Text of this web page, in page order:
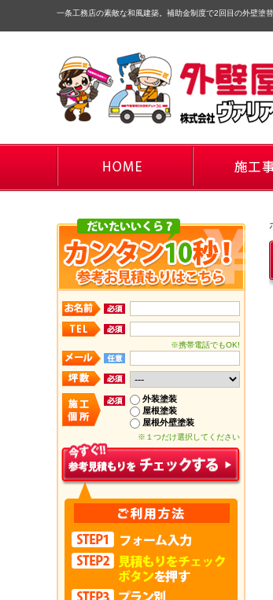
一条工務店の素敵な和風建築。補助金制度で2回目の外壁塗替
※携帯電話でもOK!
外装塗装
屋根塗装
屋根外壁塗装
※１つだけ選択してください